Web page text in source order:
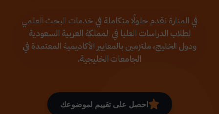
في المنارة نقدم حلولًا متكاملة في خدمات البحث العلمي
لطلاب الدراسات العليا في المملكة العربية السعودية
ودول الخليج، ملتزمين بالمعايير الأكاديمية المعتمدة في
الجامعات الخليجية.
احصل على تقييم لموضوعك